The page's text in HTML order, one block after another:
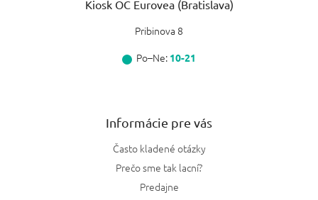
Kiosk OC Eurovea (Bratislava)
Pribinova 8
Po–Ne: 10-21
Informácie pre vás
Často kladené otázky
Prečo sme tak lacní?
Predajne